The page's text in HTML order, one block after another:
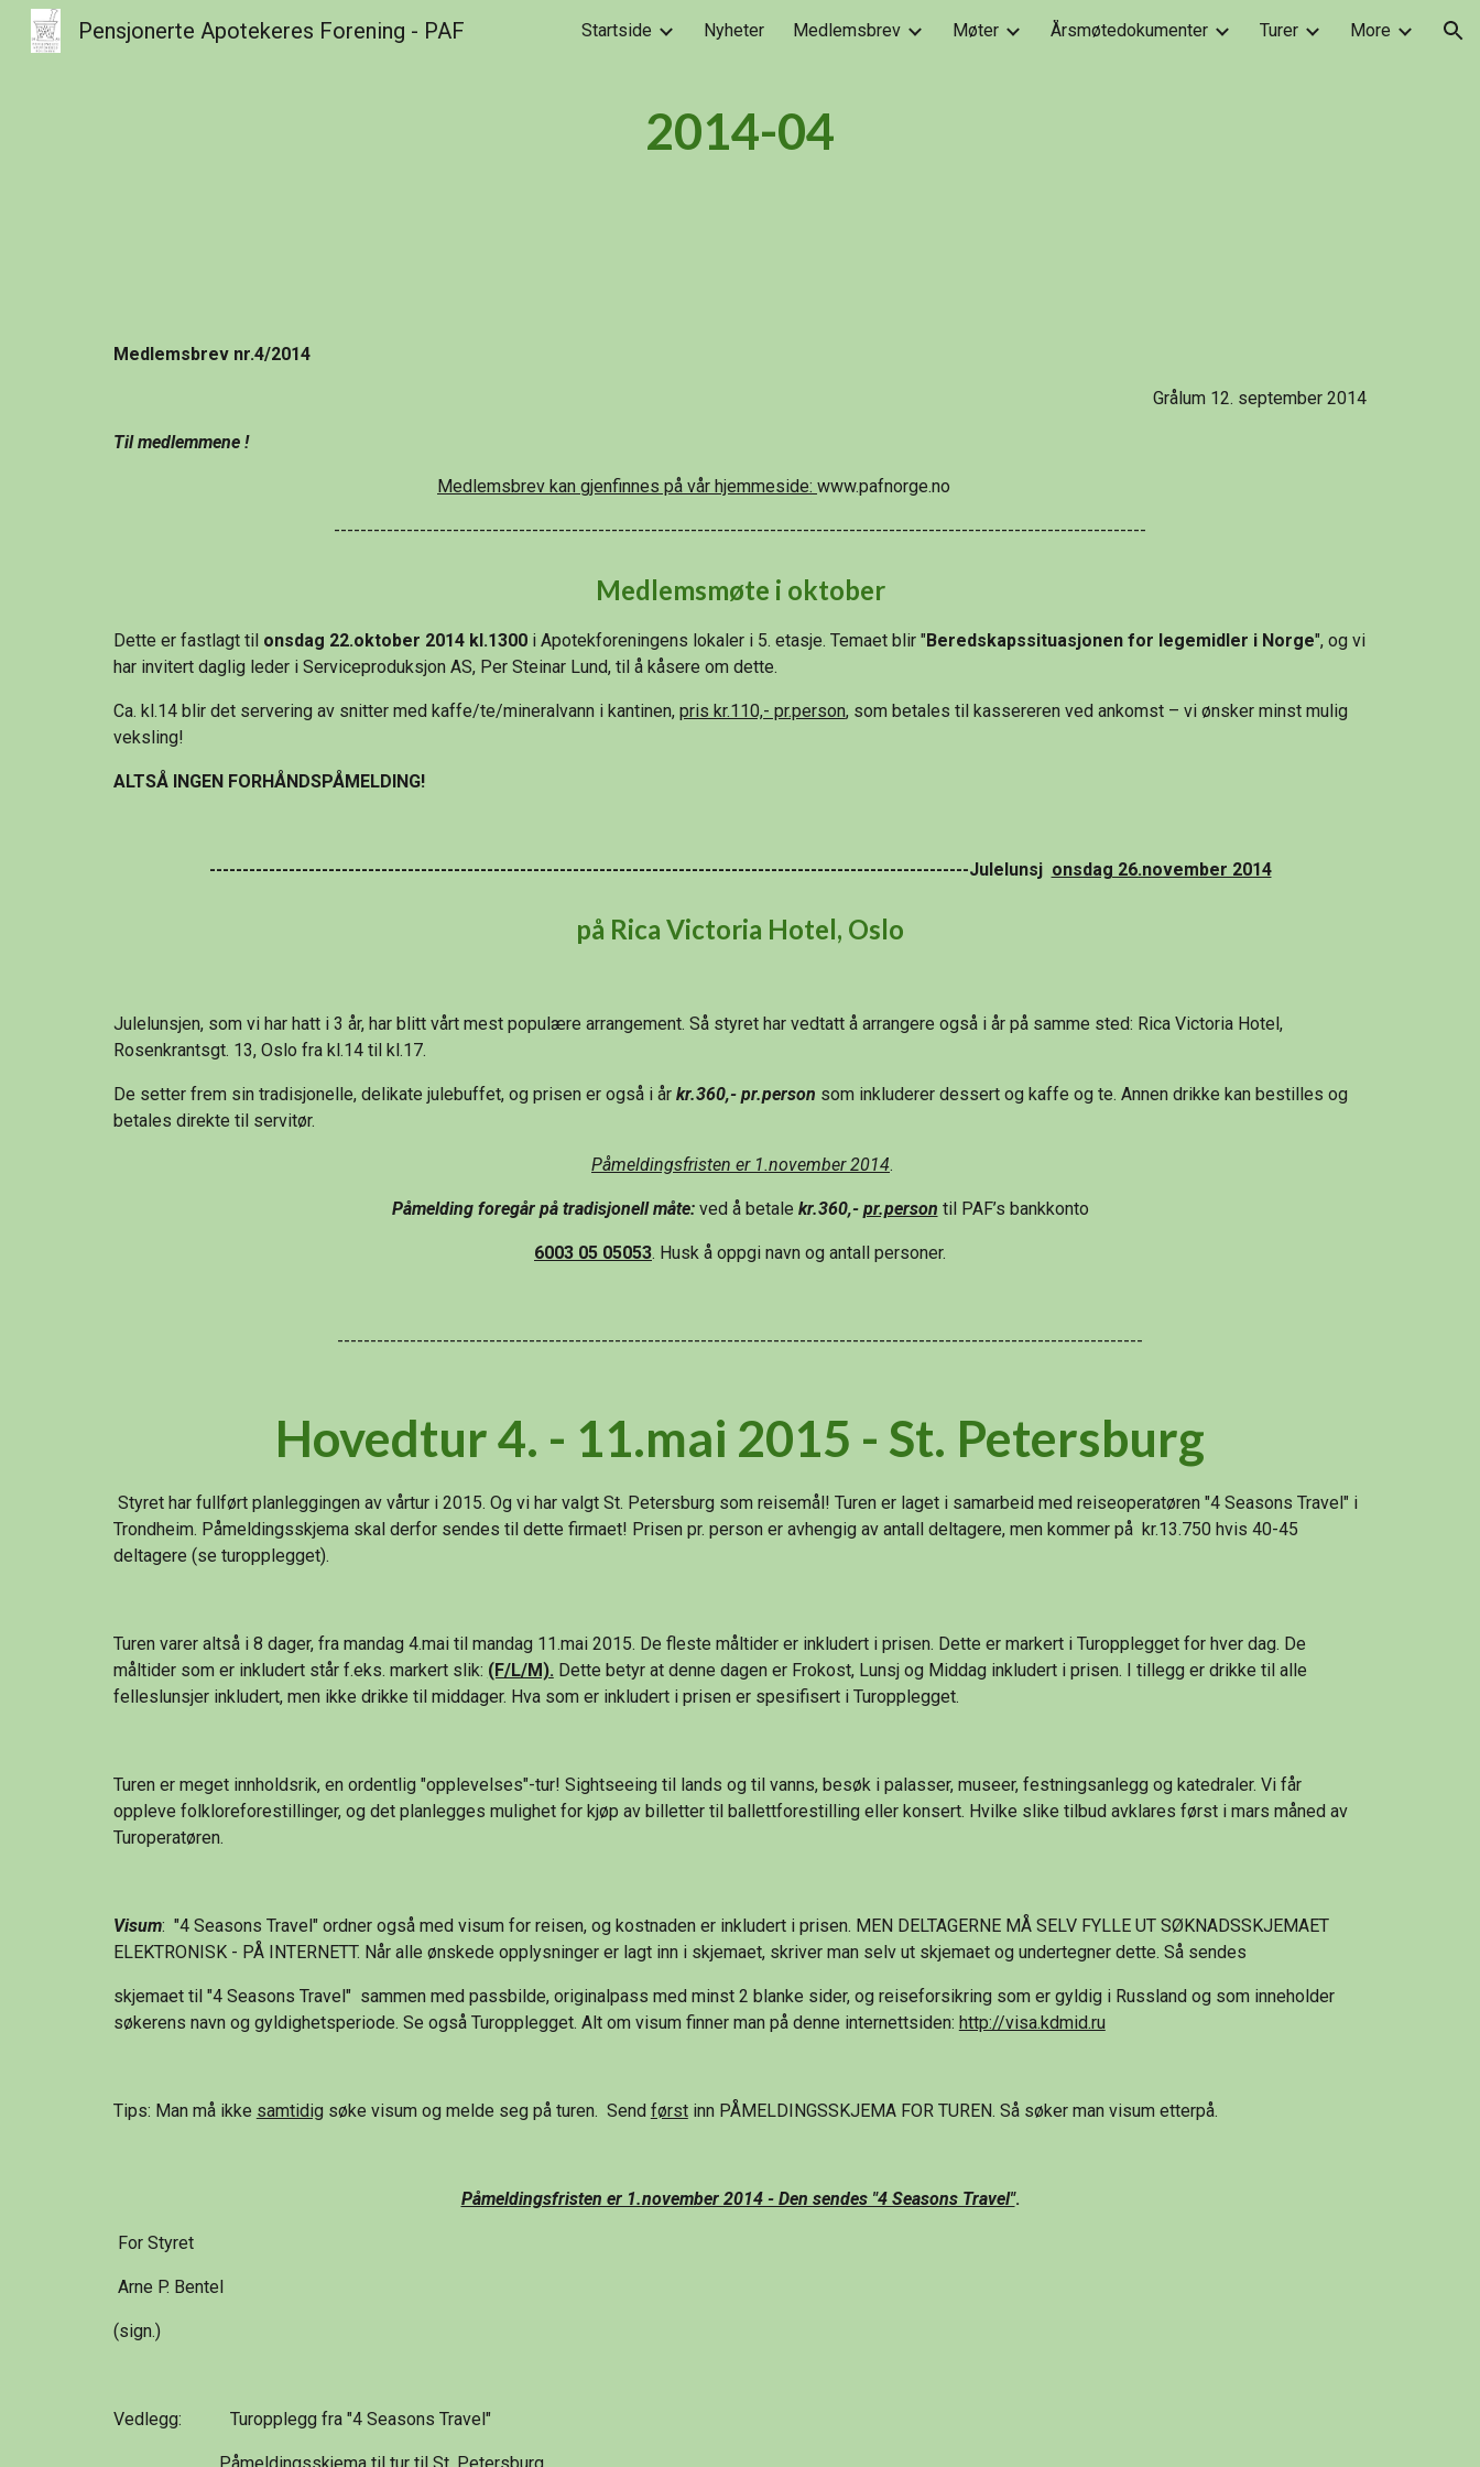
Skip to main content Skip to navigation
Pensjonerte Apotekeres Forening - PAF Startside Nyheter Medlemsbrev Møter Årsmøtedokumenter Turer More
2014-04
Medlemsbrev nr.4/2014
Grålum 12. september 2014
Til medlemmene !
Medlemsbrev kan gjenfinnes på vår hjemmeside: www.pafnorge.no
---------------------------------------------------------------------------------------------------------------------------
Medlemsmøte i oktober
Dette er fastlagt til onsdag 22.oktober 2014 kl.1300 i Apotekforeningens lokaler i 5. etasje. Temaet blir "Beredskapssituasjonen for legemidler i Norge", og vi
har invitert daglig leder i Serviceproduksjon AS, Per Steinar Lund, til å kåsere om dette.
Ca. kl.14 blir det servering av snitter med kaffe/te/mineralvann i kantinen, pris kr.110,- pr.person, som betales til kassereren ved ankomst – vi ønsker minst mulig
veksling!
ALTSÅ INGEN FORHÅNDSPÅMELDING!
-------------------------------------------------------------------------------------------------------------------Julelunsj onsdag 26.november 2014
på Rica Victoria Hotel, Oslo
Julelunsjen, som vi har hatt i 3 år, har blitt vårt mest populære arrangement. Så styret har vedtatt å arrangere også i år på samme sted: Rica Victoria Hotel,
Rosenkrantsgt. 13, Oslo fra kl.14 til kl.17.
De setter frem sin tradisjonelle, delikate julebuffet, og prisen er også i år kr.360,- pr.person som inkluderer dessert og kaffe og te. Annen drikke kan bestilles og
betales direkte til servitør.
Påmeldingsfristen er 1.november 2014.
Påmelding foregår på tradisjonell måte: ved å betale kr.360,- pr.person til PAF’s bankkonto
6003 05 05053. Husk å oppgi navn og antall personer.
--------------------------------------------------------------------------------------------------------------------------
Hovedtur 4. - 11.mai 2015 - St. Petersburg
Trondheim. Påmeldingsskjema skal derfor sendes til dette firmaet! Prisen pr. person er avhengig av antall deltagere, men kommer på  kr.13.750 hvis 40-45
deltagere (se turopplegget).
Turen varer altså i 8 dager, fra mandag 4.mai til mandag 11.mai 2015. De fleste måltider er inkludert i prisen. Dette er markert i Turopplegget for hver dag. De
måltider som er inkludert står f.eks. markert slik: (F/L/M). Dette betyr at denne dagen er Frokost, Lunsj og Middag inkludert i prisen. I tillegg er drikke til alle
felleslunsjer inkludert, men ikke drikke til middager. Hva som er inkludert i prisen er spesifisert i Turopplegget.
Turen er meget innholdsrik, en ordentlig "opplevelses"-tur! Sightseeing til lands og til vanns, besøk i palasser, museer, festningsanlegg og katedraler. Vi får
oppleve folkloreforestillinger, og det planlegges mulighet for kjøp av billetter til ballettforestilling eller konsert. Hvilke slike tilbud avklares først i mars måned av
Turoperatøren.
Visum:  "4 Seasons Travel" ordner også med visum for reisen, og kostnaden er inkludert i prisen. MEN DELTAGERNE MÅ SELV FYLLE UT SØKNADSSKJEMAET
ELEKTRONISK - PÅ INTERNETT. Når alle ønskede opplysninger er lagt inn i skjemaet, skriver man selv ut skjemaet og undertegner dette. Så sendes
skjemaet til "4 Seasons Travel"  sammen med passbilde, originalpass med minst 2 blanke sider, og reiseforsikring som er gyldig i Russland og som inneholder
søkerens navn og gyldighetsperiode. Se også Turopplegget. Alt om visum finner man på denne internettsiden: http://visa.kdmid.ru
Tips: Man må ikke samtidig søke visum og melde seg på turen.  Send først inn PÅMELDINGSSKJEMA FOR TUREN. Så søker man visum etterpå.
Påmeldingsfristen er 1.november 2014 - Den sendes "4 Seasons Travel".
For Styret
Arne P. Bentel
(sign.)
Vedlegg:           Turopplegg fra "4 Seasons Travel"